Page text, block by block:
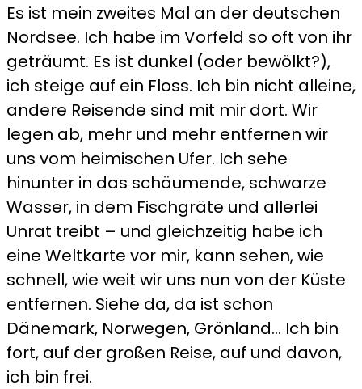
Es ist mein zweites Mal an der deutschen
Nordsee. Ich habe im Vorfeld so oft von ihr
geträumt. Es ist dunkel (oder bewölkt?),
ich steige auf ein Floss. Ich bin nicht alleine,
andere Reisende sind mit mir dort. Wir
legen ab, mehr und mehr entfernen wir
uns vom heimischen Ufer. Ich sehe
hinunter in das schäumende, schwarze
Wasser, in dem Fischgräte und allerlei
Unrat treibt – und gleichzeitig habe ich
eine Weltkarte vor mir, kann sehen, wie
schnell, wie weit wir uns nun von der Küste
entfernen. Siehe da, da ist schon
Dänemark, Norwegen, Grönland… Ich bin
fort, auf der großen Reise, auf und davon,
ich bin frei.